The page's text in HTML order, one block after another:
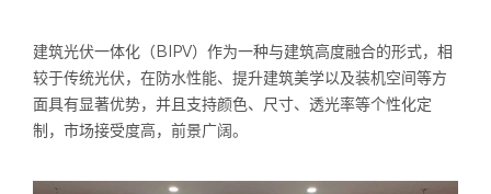
建筑光伏一体化（BIPV）作为一种与建筑高度融合的形式，相
较于传统光伏，在防水性能、提升建筑美学以及装机空间等方
面具有显著优势，并且支持颜色、尺寸、透光率等个性化定
制，市场接受度高，前景广阔。